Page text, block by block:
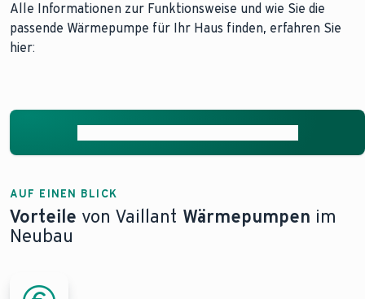
Alle Informationen zur Funktionsweise und wie Sie die
passende Wärmepumpe für Ihr Haus finden, erfahren Sie
hier:
AUF EINEN BLICK
Vorteile von Vaillant Wärmepumpen im
Neubau